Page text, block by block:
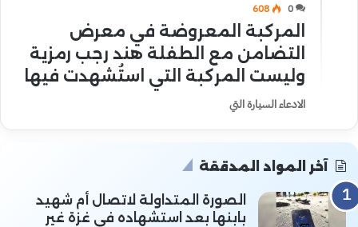
0
608
المركبة المعروضة في معرض
التضامن مع الطفلة هند رجب رمزية
وليست المركبة التي استُشهدت فيها
الادعاء السيارة التي
آخر المواد المدققة
الصورة المتداولة لاتصال أم شهيد
بابنها بعد استشهاده في غزة غير